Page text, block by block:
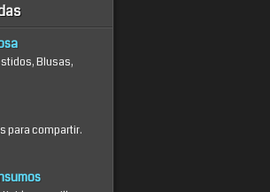
Blusas,
para compartir.